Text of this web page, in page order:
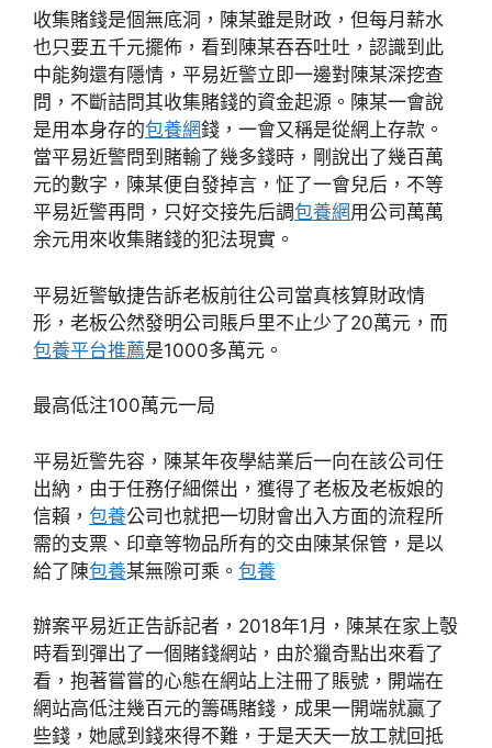
收集賭錢是個無底洞，陳某雖是財政，但每月薪水
也只要五千元擺佈，看到陳某吞吞吐吐，認識到此
中能夠還有隱情，平易近警立即一邊對陳某深挖查
問，不斷詰問其收集賭錢的資金起源。陳某一會說
是用本身存的包養網錢，一會又稱是從網上存款。
當平易近警問到賭輸了幾多錢時，剛說出了幾百萬
元的數字，陳某便自發掉言，怔了一會兒后，不等
平易近警再問，只好交接先后調包養網用公司萬萬
余元用來收集賭錢的犯法現實。
平易近警敏捷告訴老板前往公司當真核算財政情
形，老板公然發明公司賬戶里不止少了20萬元，而
包養平台推薦是1000多萬元。
最高低注100萬元一局
平易近警先容，陳某年夜學結業后一向在該公司任
出納，由于任務仔細傑出，獲得了老板及老板娘的
信賴， 包養公司也就把一切財會出入方面的流程所
需的支票、印章等物品所有的交由陳某保管，是以
給了陳包養某無隙可乘。 包養
辦案平易近正告訴記者，2018年1月，陳某在家上彀
時看到彈出了一個賭錢網站，由於獵奇點出來看了
看，抱著嘗嘗的心態在網站上注冊了賬號，開端在
網站高低注幾百元的籌碼賭錢，成果一開端就贏了
些錢，她感到錢來得不難，于是天天一放工就回抵